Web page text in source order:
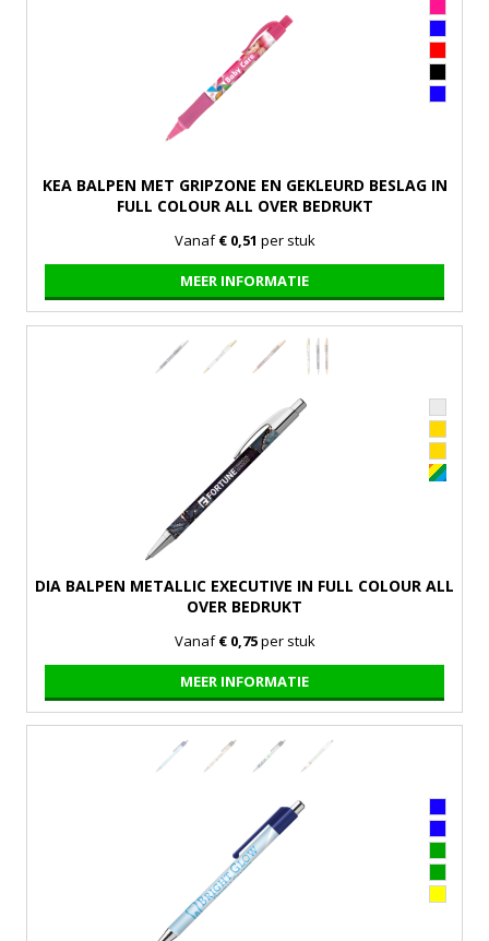
KEA BALPEN MET GRIPZONE EN GEKLEURD BESLAG IN
FULL COLOUR ALL OVER BEDRUKT
Vanaf€ 0,51 per stuk
MEER INFORMATIE
DIA BALPEN METALLIC EXECUTIVE IN FULL COLOUR ALL
OVER BEDRUKT
Vanaf€ 0,75per stuk
MEER INFORMATIE